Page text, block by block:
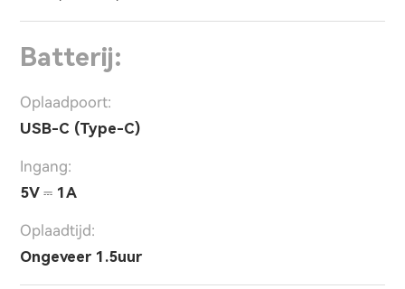
Batterij:
Oplaadpoort:
USB-C (Type-C)
Ingang:
5V ⎓ 1A
Oplaadtijd:
Ongeveer 1.5uur